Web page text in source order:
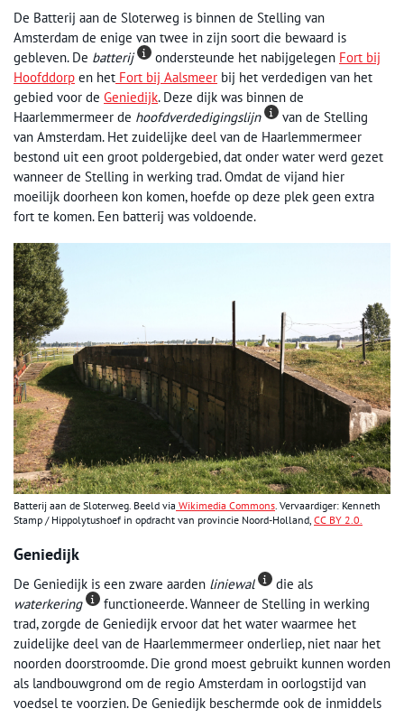
De Batterij aan de Sloterweg is binnen de Stelling van
Amsterdam de enige van twee in zijn soort die bewaard is
gebleven. De batterij ondersteunde het nabijgelegen Fort bij
Hoofddorp en het Fort bij Aalsmeer bij het verdedigen van het
gebied voor de Geniedijk. Deze dijk was binnen de
Haarlemmermeer de hoofdverdedigingslijn
van de Stelling
van Amsterdam. Het zuidelijke deel van de Haarlemmermeer
bestond uit een groot poldergebied, dat onder water werd gezet
wanneer de Stelling in werking trad. Omdat de vijand hier
moeilijk doorheen kon komen, hoefde op deze plek geen extra
fort te komen. Een batterij was voldoende.
Batterij aan de Sloterweg. Beeld via Wikimedia Commons. Vervaardiger: Kenneth
Stamp / Hippolytushoef in opdracht van provincie Noord-Holland, CC BY 2.0.
Geniedijk
De Geniedijk is een zware aarden liniewal
die als
waterkering
functioneerde. Wanneer de Stelling in werking
trad, zorgde de Geniedijk ervoor dat het water waarmee het
zuidelijke deel van de Haarlemmermeer onderliep, niet naar het
noorden doorstroomde. Die grond moest gebruikt kunnen worden
als landbouwgrond om de regio Amsterdam in oorlogstijd van
voedsel te voorzien. De Geniedijk beschermde ook de inmiddels